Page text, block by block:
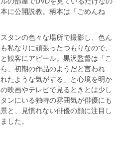
に公開説教。柄本は「ごめんね
タンの色々な場所で撮影し、色ん
私なりに頑張ったつもりなので、
観客にアピール。黒沢監督は「こ
、初期の作品のようだと言われ
たような気がする」と心境を明か
映画やテレビで見るときとは少し
ンにいる独特の雰囲気が俳優にも
と、見慣れない俳優の顔に注目し
した。